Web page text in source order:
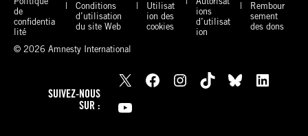
de
confidentia
lité
Conditions
d’utilisation
du site Web
Utilisat
ion des
cookies
ions
d’utilisat
ion
Rembour
sement
des dons
© 2026 Amnesty International
SUIVEZ-NOUS
SUR :
X Facebook Instagram TikTok Bluesky
LinkedIn
YouTube